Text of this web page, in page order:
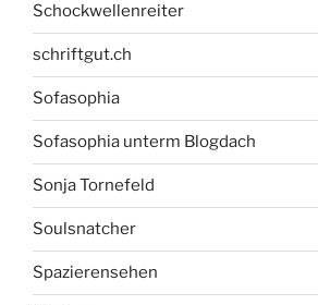
Schockwellenreiter
schriftgut.ch
Sofasophia
Sofasophia unterm Blogdach
Sonja Tornefeld
Soulsnatcher
Spazierensehen